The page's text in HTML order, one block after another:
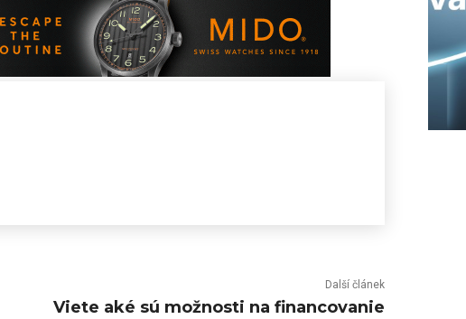
Další článek
Viete aké sú možnosti na financovanie